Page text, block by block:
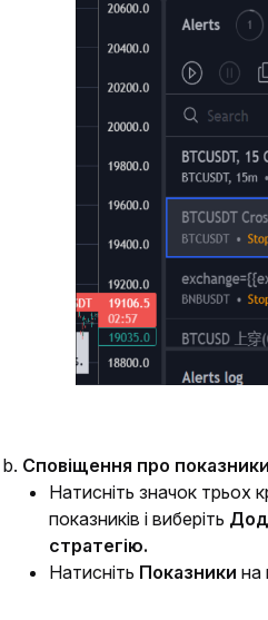
Сповіщення про показники
Натисніть значок трьох
показників і виберіть
стратегію.
Натисніть Показники на